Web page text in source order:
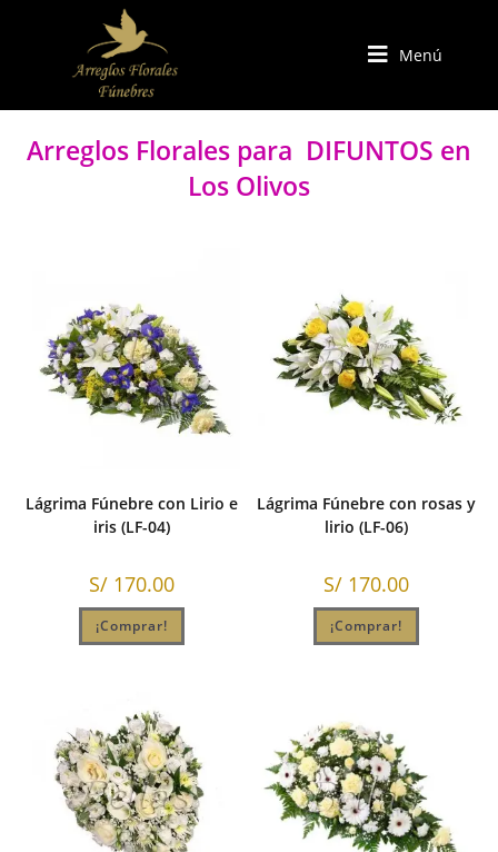
Menú
Arreglos Florales para DIFUNTOS en
Los Olivos
Lágrima Fúnebre con Lirio e
iris (LF-04)
S/170.00
¡Comprar!
Lágrima Fúnebre con rosas y
lirio (LF-06)
S/ 170.00
¡Comprar!